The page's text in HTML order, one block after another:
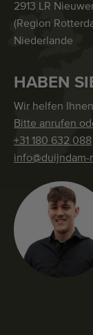
2913 LR
(Region
Niederlande
HABEN
Wir helfen
Bitte anrufen
+31 180 632 088
info@duijndam-